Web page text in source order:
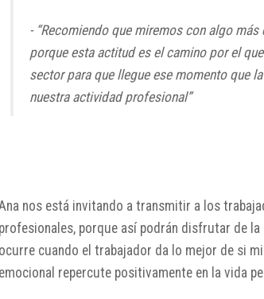
- “Recomiendo que miremos con algo
porque esta actitud es el camino por el
sector para que llegue ese momento que
nuestra actividad profesional”
nos está invitando a transmitir a los
profesionales, porque así podrán disfrutar de
ocurre cuando el trabajador da lo mejor de si
emocional repercute positivamente en la vida